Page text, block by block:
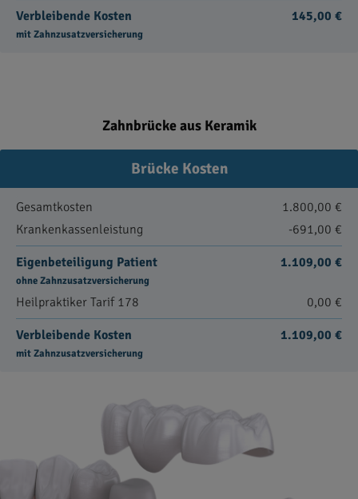
Verbleibende Kosten
mit Zahnzusatzversicherung
145,00 €
Zahnbrücke aus Keramik
Brücke Kosten
Gesamtkosten
1.800,00 €
Krankenkassenleistung
-691,00 €
Eigenbeteiligung Patient
ohne Zahnzusatzversicherung
1.109,00 €
Heilpraktiker Tarif 178 0,00 €
Verbleibende Kosten
mit Zahnzusatzversicherung
1.109,00 €